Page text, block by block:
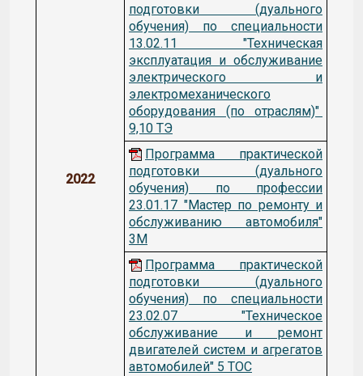
2022
подготовки (дуального
обучения) по специальности
13.02.11 "Техническая
эксплуатация и обслуживание
электрического и
электромеханического
оборудования (по отраслям)"
9,10 ТЭ
Программа практической
подготовки (дуального
обучения) по профессии
23.01.17 "Мастер по ремонту и
обслуживанию автомобиля"
3М
Программа практической
подготовки (дуального
обучения) по специальности
23.02.07 "Техническое
обслуживание и ремонт
двигателей систем и агрегатов
автомобилей" 5 ТОС